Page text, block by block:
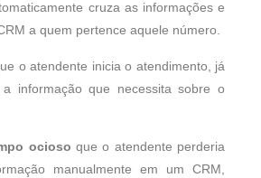
cruza as informações e
a quem pertence aquele número.
o atendente inicia o atendimento, já
informação que necessita sobre o
ocioso que o atendente perderia
manualmente em um CRM,